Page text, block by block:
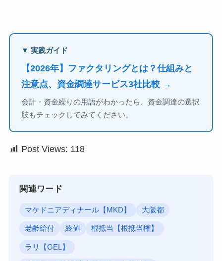
▼ 実践ガイド
【2026年】ファクタリングとは？仕組みと
注意点、資金調達サービス3社比較 →
会計・資金繰りの用語がわかったら、資金調達の選択
肢もチェックしてみてください。
Post Views: 118
関連ワード
マケドニアディナール【MKD】 大阪都
老齢給付 終値 根抵当【根抵当権】
ラリ【GEL】